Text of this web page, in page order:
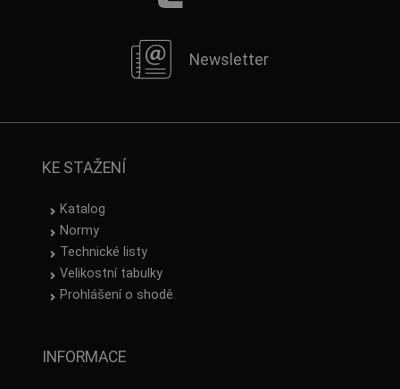
Newsletter
KE STAŽENÍ
Katalog
Normy
Technické listy
Velikostní tabulky
Prohlášení o shodě
INFORMACE